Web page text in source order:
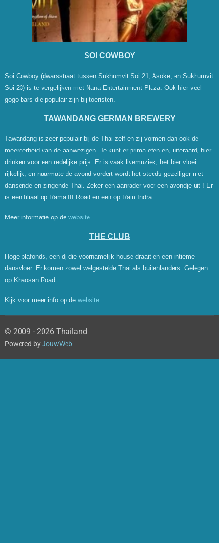
SOI COWBOY
Soi Cowboy (dwarsstraat tussen Sukhumvit Soi 21, Asoke, en Sukhumvit
Soi 23) is te vergelijken met Nana Entertainment Plaza. Ook hier veel
gogo-bars die populair zijn bij toeristen.
TAWANDANG GERMAN BREWERY
Tawandang is zeer populair bij de Thai zelf en zij vormen dan ook de
meerderheid van de aanwezigen. Je kunt er prima eten en, uiteraard, bier
drinken voor een redelijke prijs. Er is vaak livemuziek, het bier vloeit
rijkelijk, en naarmate de avond vordert wordt het steeds gezelliger met
dansende en zingende Thai. Zeker een aanrader voor een avondje uit ! Er
is een filiaal op Rama III Road en een op Ram Indra.
Meer informatie op de website
THE CLUB
Hoge plafonds, een dj die voornamelijk house draait en een intieme
dansvloer. Er komen zowel welgestelde Thai als buitenlanders. Gelegen
op Khaosan Road.
Kijk voor meer info op de website
© 2009 - 2026 Thailand
Powered byJouwWeb